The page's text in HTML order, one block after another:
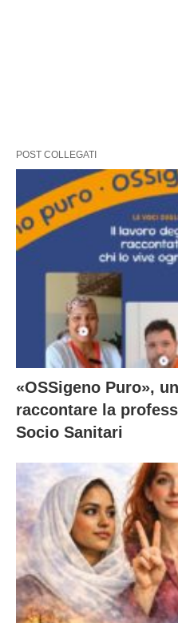
POST COLLEGATI
«OSSigeno Puro»,
raccontare la
Socio Sanitari